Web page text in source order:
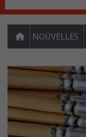
NOUVELLES